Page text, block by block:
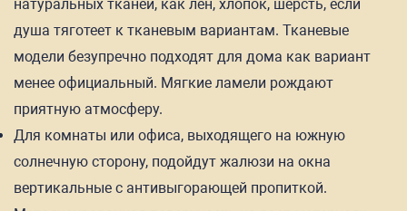
натуральных тканей, как лен, хлопок, шерсть, если
душа тяготеет к тканевым вариантам. Тканевые
модели безупречно подходят для дома как вариант
менее официальный. Мягкие ламели рождают
приятную атмосферу.
Для комнаты или офиса, выходящего на южную
солнечную сторону, подойдут жалюзи на окна
вертикальные с антивыгорающей пропиткой.